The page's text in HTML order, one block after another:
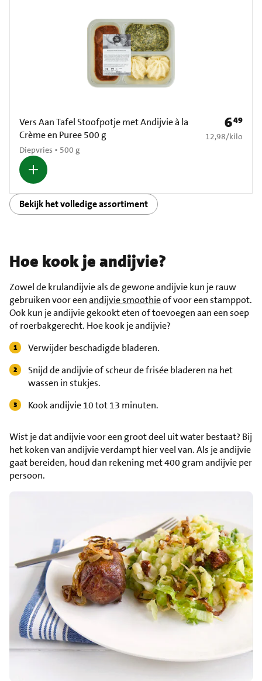
Vers Aan Tafel Stoofpotje met Andijvie à la
Crème en Puree 500 g
Diepvries • 500 g
Prijs: €
649
€ 12,98 per kilo
12,98/kilo
Bekijk het volledige assortiment
Hoe kook je andijvie?
Zowel de krulandijvie als de gewone andijvie kun je rauw
gebruiken voor eenandijvie smoothieof voor een stamppot.
Ook kun je andijvie gekookt eten of toevoegen aan een soep
of roerbakgerecht. Hoe kook je andijvie?
Verwijder beschadigde bladeren.
Snijd de andijvie of scheur de frisée bladeren na het
wassen in stukjes.
Kook andijvie 10 tot 13 minuten.
Wist je dat andijvie voor een groot deel uit water bestaat? Bij
het koken van andijvie verdampt hier veel van. Als je andijvie
gaat bereiden, houd dan rekening met 400 gram andijvie per
persoon.